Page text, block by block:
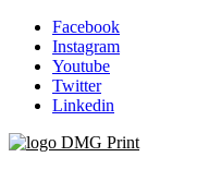
Facebook
Instagram
Youtube
Twitter
Linkedin